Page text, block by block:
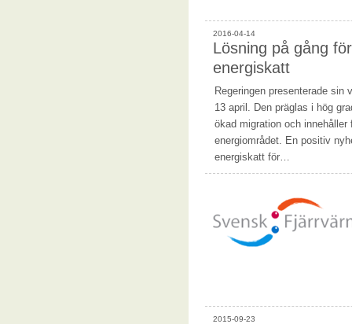
2016-04-14
Lösning på gång
energiskatt
Regeringen presenterade sin
13 april. Den präglas i hög
ökad migration och
energiområdet. En positiv
energiskatt för…
2015-09-23